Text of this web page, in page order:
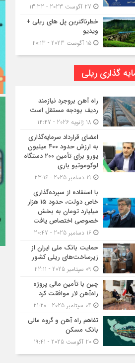
خطرناکترین پل های ریلی +
ویدیو
گذاری ریلی
راه آهن بروجرد نیازمند
ردیف بودجه مستقل است
امضای قرارداد سرمایه‌گذاری
به ارزش حدود ۴۰۰ میلیون
یورو برای تأمین ۲۰۰ دستگاه
لوکوموتیو باری
با استفاده از سپرده‌گذاری
خاص دولت، حدود ۱۵ هزار
میلیارد تومان به بخش
خصوصی اختصاص یافت
حمایت بانک ملی ایران از
زیرساخت‌های ریلی کشور
چین با تأمین مالی پروژه
راه‌آهن لار موافقت کرد
تفاهم راه آهن و گروه مالی
بانک مسکن